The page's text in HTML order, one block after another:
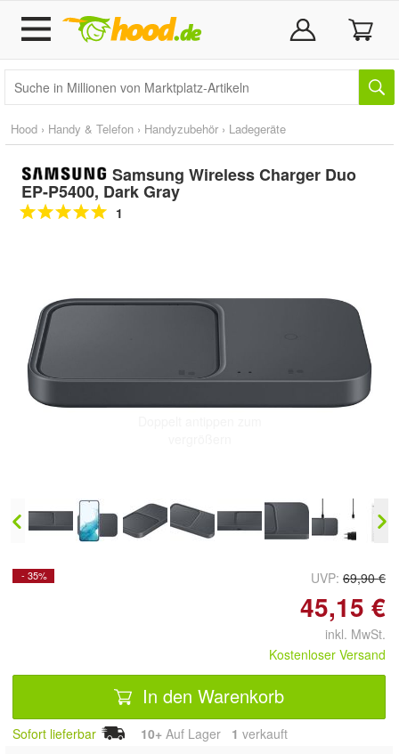
Hood › Handy & Telefon › Handyzubehör › Ladegeräte
Samsung Wireless Charger Duo
EP-P5400, Dark Gray
1
- 35% UVP: 69,90 €
45,15 €
inkl. MwSt.
Kostenloser Versand
In den Warenkorb
Sofort lieferbar 10+ Auf Lager 1 verkauft